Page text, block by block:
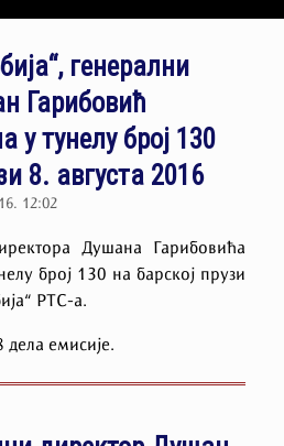
генерални
Гарибовић
у тунелу број 130
8. августа 2016
12:02
Душана Гарибовића
број 130 на барској прузи
РТС-а.
дела емисије.